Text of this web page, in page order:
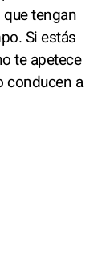
tengan
Si estás
te apetece
conducen a